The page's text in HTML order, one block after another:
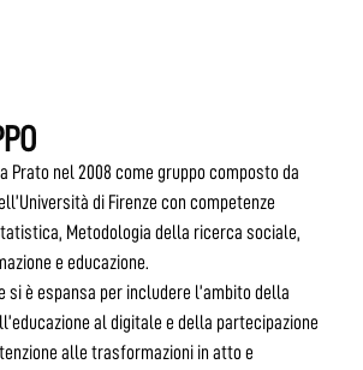
Prato nel 2008 come gruppo composto da
di Firenze con competenze
Metodologia della ricerca sociale,
e educazione.
si è espansa per includere l’ambito della
al digitale e della partecipazione
alle trasformazioni in atto e